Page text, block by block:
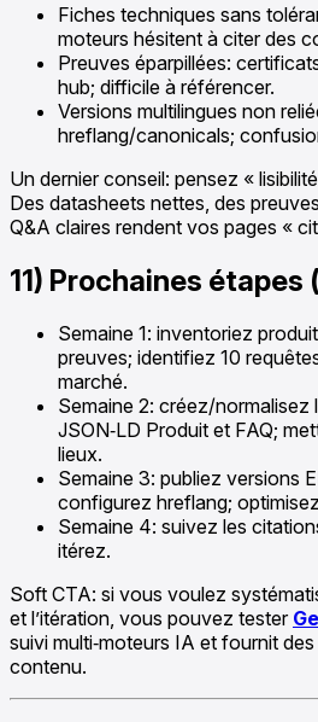
Fiches techniques sans
moteurs hésitent à citer des
Preuves éparpillées:
hub; difficile à référencer.
Versions multilingues non
hreflang/canonicals;
Un dernier conseil: pensez «
Des datasheets nettes, des
Q&A claires rendent vos pages «
11) Prochaines étapes
Semaine 1: inventoriez
preuves; identifiez 10
marché.
Semaine 2: créez/
JSON‑LD Produit et FAQ;
lieux.
Semaine 3: publiez versions
configurez hreflang;
Semaine 4: suivez les
itérez.
Soft CTA: si vous voulez
et l’itération, vous pouvez tester
suivi multi‑moteurs IA et fournit
contenu.